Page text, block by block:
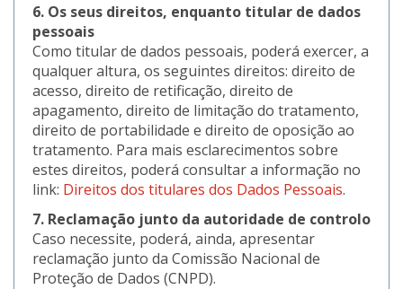
6. Os seus direitos, enquanto titular de dados
pessoais
Como titular de dados pessoais, poderá exercer, a
qualquer altura, os seguintes direitos: direito de
acesso, direito de retificação, direito de
apagamento, direito de limitação do tratamento,
direito de portabilidade e direito de oposição ao
tratamento. Para mais esclarecimentos sobre
estes direitos, poderá consultar a informação no
link: Direitos dos titulares dos Dados Pessoais.
7. Reclamação junto da autoridade de controlo
Caso necessite, poderá, ainda, apresentar
reclamação junto da Comissão Nacional de
Proteção de Dados (CNPD).